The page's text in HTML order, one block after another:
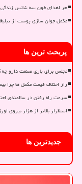
هر اهدای خون سه شانس زندگی
مکمل جوان سازی پوست از
پربحث ترین ها
مجلس برای یاری صنعت دارو
راز اختلاف قیمت مکمل ها چرا
سرعت راه رفتن در سالمندی
استقرار بالاتر از هزار نیروی
جدیدترین ها